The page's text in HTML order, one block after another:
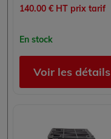
140.00 € HT prix tarif
En stock
Voir les détails